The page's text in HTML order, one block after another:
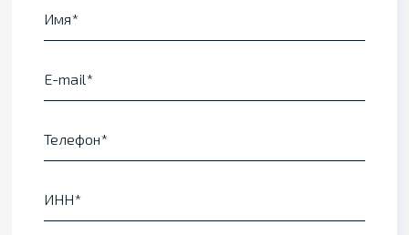
Имя
E-mail
Телефон
ИНН